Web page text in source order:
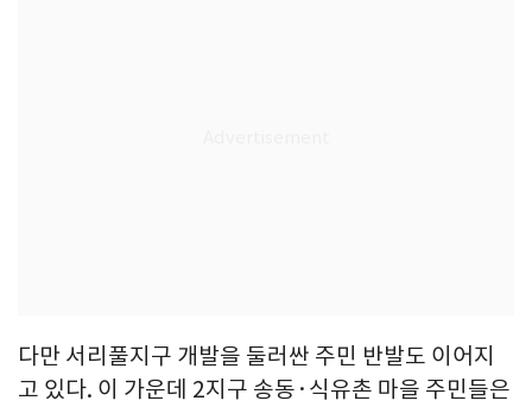
다만 서리풀지구 개발을 둘러싼 주민 반발도 이어지
고 있다. 이 가운데 2지구 송동·식유촌 마을 주민들은